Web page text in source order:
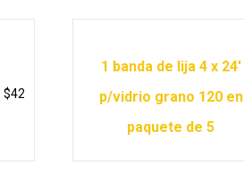
$42
1 banda de lija 4 x 24′
p/vidrio grano 120 en
paquete de 5